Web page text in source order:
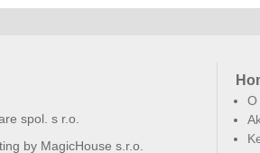
spol. s r.o.
by MagicHouse s.r.o.
O